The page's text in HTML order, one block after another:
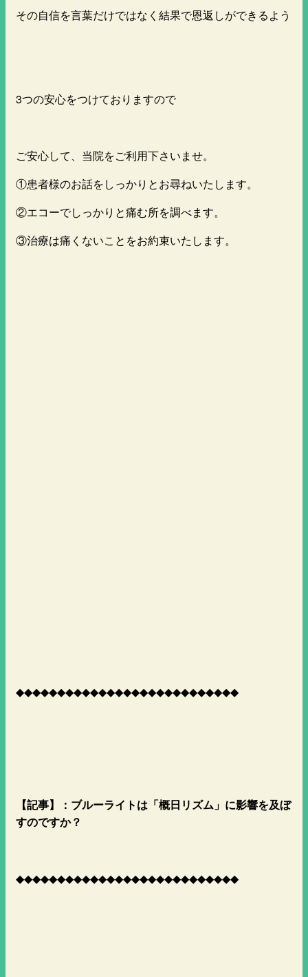
その自信を言葉だけではなく結果で恩返しができるよう
3つの安心をつけておりますので
ご安心して、当院をご利用下さいませ。
①患者様のお話をしっかりとお尋ねいたします。
②エコーでしっかりと痛む所を調べます。
③治療は痛くないことをお約束いたします。
◆◆◆◆◆◆◆◆◆◆◆◆◆◆◆◆◆◆◆◆◆◆◆◆◆◆◆
【記事】：ブルーライトは「概日リズム」に影響を及ぼ
すのですか？
◆◆◆◆◆◆◆◆◆◆◆◆◆◆◆◆◆◆◆◆◆◆◆◆◆◆◆